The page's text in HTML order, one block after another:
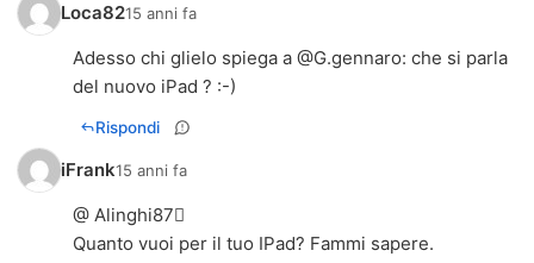
Loca8215 anni fa
Adesso chi glielo spiega a @G.gennaro: che si parla
del nuovo iPad ? :-)
Rispondi
iFrank15 anni fa
@ Alinghi87
Quanto vuoi per il tuo IPad? Fammi sapere.